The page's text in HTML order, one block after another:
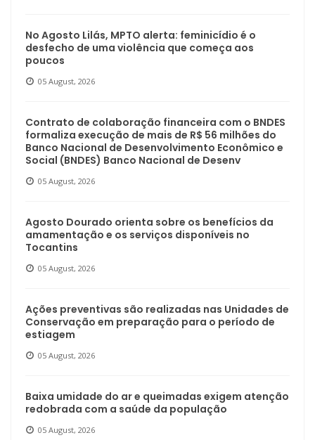
No Agosto Lilás, MPTO alerta: feminicídio é o
desfecho de uma violência que começa aos
poucos
05 August, 2026
Contrato de colaboração financeira com o BNDES
formaliza execução de mais de R$ 56 milhões do
Banco Nacional de Desenvolvimento Econômico e
Social (BNDES) Banco Nacional de Desenv
05 August, 2026
Agosto Dourado orienta sobre os benefícios da
amamentação e os serviços disponíveis no
Tocantins
05 August, 2026
Ações preventivas são realizadas nas Unidades de
Conservação em preparação para o período de
estiagem
05 August, 2026
Baixa umidade do ar e queimadas exigem atenção
redobrada com a saúde da população
05 August, 2026